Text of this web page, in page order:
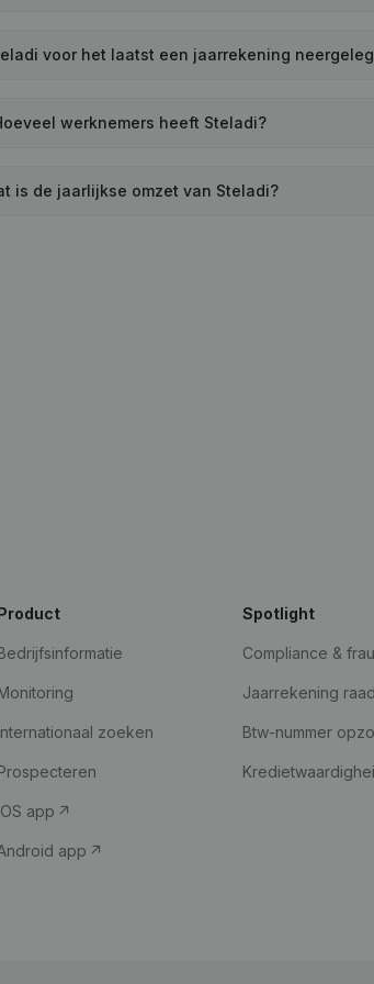
voor het laatst een jaarrekening
werknemers heeft Steladi?
is de jaarlijkse omzet van Steladi?
zoeken
app
app
Spotlight
Compliance &
Jaarrekening
Btw-nummer